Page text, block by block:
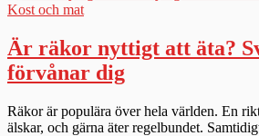
Kost och mat
Är räkor nyttigt att äta?
förvånar dig
Räkor är populära över hela världen. En
älskar, och gärna äter regelbundet.